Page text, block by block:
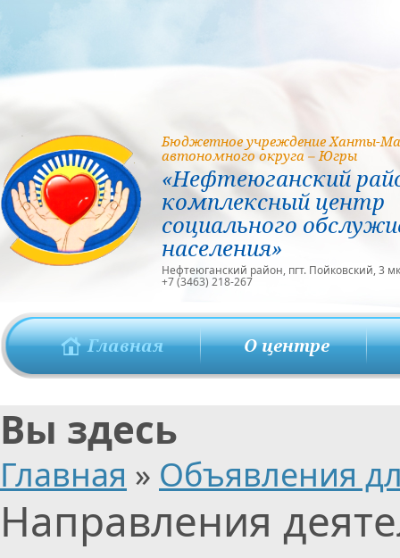
Бюджетное учреждение Ханты-
автономного округа – Югры
«Нефтеюганский
комплексный центр
социального
населения»
Нефтеюганский район, пгт. Пойковский, 3
+7 (3463) 218-267
Главная О центре
Вы здесь
Главная » Объявления
Направления